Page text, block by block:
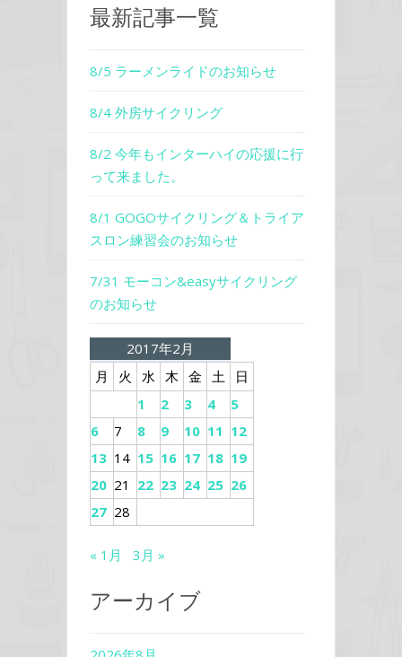
最新記事一覧
8/5 ラーメンライドのお知らせ
8/4 外房サイクリング
8/2 今年もインターハイの応援に行
って来ました。
8/1 GOGOサイクリング＆トライア
スロン練習会のお知らせ
7/31 モーコン&easyサイクリング
のお知らせ
2017年2月
月
火 水 木 金 土
日
1
2 3 4
5
6
7 8 9 10 11 12
13 14 15 16 17 18 19
20 21 22 23 24 25 26
27 28
« 1月 3月 »
アーカイブ